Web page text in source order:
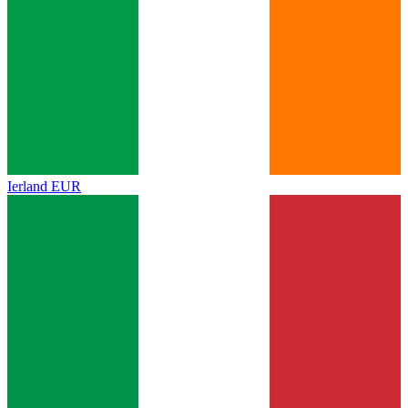
Ierland EUR